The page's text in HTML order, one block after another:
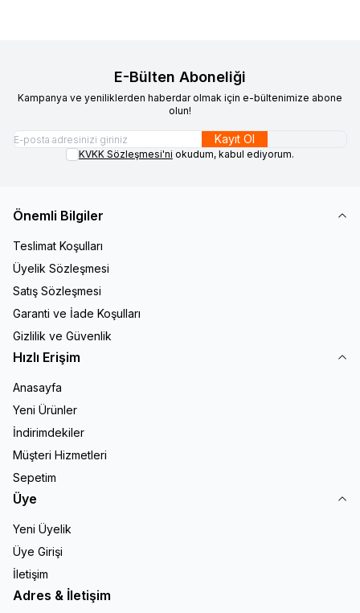
E-Bülten Aboneliği
Kampanya ve yeniliklerden haberdar olmak için e-bültenimize abone
olun!
Kayıt Ol
KVKK Sözleşmesi'ni okudum, kabul ediyorum.
Önemli Bilgiler
Teslimat Koşulları
Üyelik Sözleşmesi
Satış Sözleşmesi
Garanti ve İade Koşulları
Gizlilik ve Güvenlik
Hızlı Erişim
Anasayfa
Yeni Ürünler
İndirimdekiler
Müşteri Hizmetleri
Sepetim
Üye
Yeni Üyelik
Üye Girişi
İletişim
Adres & İletişim